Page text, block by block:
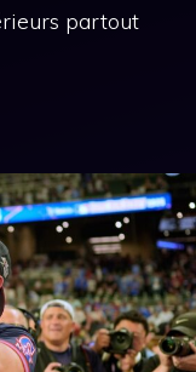
partout